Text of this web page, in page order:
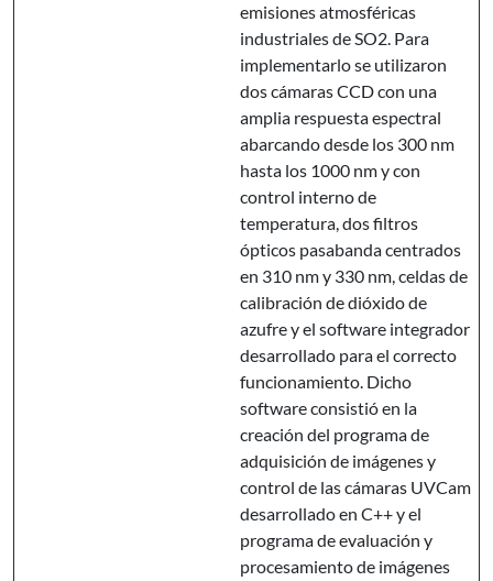
emisiones atmosféricas
industriales de SO2. Para
implementarlo se utilizaron
dos cámaras CCD con una
amplia respuesta espectral
abarcando desde los 300 nm
hasta los 1000 nm y con
control interno de
temperatura, dos filtros
ópticos pasabanda centrados
en 310 nm y 330 nm, celdas de
calibración de dióxido de
azufre y el software integrador
desarrollado para el correcto
funcionamiento. Dicho
software consistió en la
creación del programa de
adquisición de imágenes y
control de las cámaras UVCam
desarrollado en C++ y el
programa de evaluación y
procesamiento de imágenes